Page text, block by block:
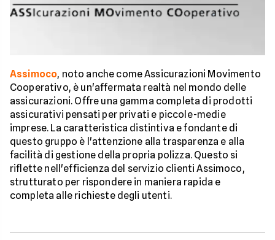
Assimoco, noto anche come Assicurazioni Movimento
Cooperativo, è un'affermata realtà nel mondo delle
assicurazioni. Offre una gamma completa di prodotti
assicurativi pensati per privati e piccole-medie
imprese. La caratteristica distintiva e fondante di
questo gruppo è l'attenzione alla trasparenza e alla
facilità di gestione della propria polizza. Questo si
riflette nell'efficienza del servizio clienti Assimoco,
strutturato per rispondere in maniera rapida e
completa alle richieste degli utenti.